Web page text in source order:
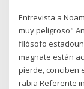
Entrevista a
muy peligroso"
filósofo
magnate están
pierde, conciben
rabia Referente